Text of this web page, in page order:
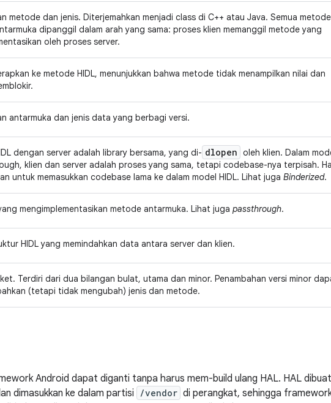
metode dan jenis. Diterjemahkan menjadi class di C++ atau Java. Semua metode
dipanggil dalam arah yang sama: proses klien memanggil metode yang
oleh proses server.
ke metode HIDL, menunjukkan bahwa metode tidak menampilkan nilai dan
antarmuka dan jenis data yang berbagi versi.
dengan server adalah library bersama, yang di- dlopen oleh klien. Dalam
klien dan server adalah proses yang sama, tetapi codebase-nya terpisah.
untuk memasukkan codebase lama ke dalam model HIDL. Lihat juga Binderized.
mengimplementasikan metode antarmuka. Lihat juga passthrough.
HIDL yang memindahkan data antara server dan klien.
Terdiri dari dua bilangan bulat, utama dan minor. Penambahan versi minor
(tetapi tidak mengubah) jenis dan metode.
Android dapat diganti tanpa harus mem-build ulang HAL. HAL
dimasukkan ke dalam partisi
/vendor di perangkat, sehingga